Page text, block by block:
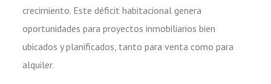
crecimiento. Este déficit habitacional genera
oportunidades para proyectos inmobiliarios bien
ubicados y planificados, tanto para venta como para
alquiler.